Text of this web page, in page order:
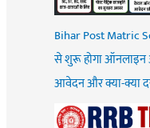
Bihar Post Matric
से शुरू होगा
आवेदन और क्या-क्या